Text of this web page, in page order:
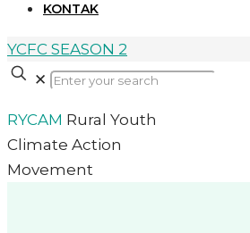
KONTAK
YCFC SEASON 2
✕
RYCAM Rural Youth
Climate Action
Movement